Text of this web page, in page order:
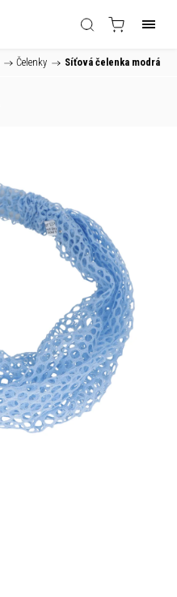
/ Čelenky / Síťová čelenka modrá